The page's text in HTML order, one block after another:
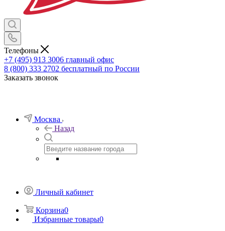
Телефоны
+7 (495) 913 3006 главный офис
8 (800) 333 2702 бесплатный по России
Заказать звонок
Москва
Назад
Личный кабинет
Корзина0
Избранные товары0